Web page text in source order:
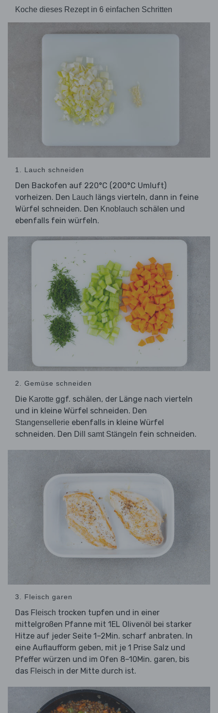
Koche dieses Rezept in 6 einfachen Schritten
1. Lauch schneiden
Den Backofen auf 220°C (200°C Umluft)
vorheizen. Den Lauch längs vierteln, dann in feine
Würfel schneiden. Den Knoblauch schälen und
ebenfalls fein würfeln.
2. Gemüse schneiden
Die Karotte ggf. schälen, der Länge nach vierteln
und in kleine Würfel schneiden. Den
Stangensellerie ebenfalls in kleine Würfel
schneiden. Den Dill samt Stängeln fein schneiden.
3. Fleisch garen
Das Fleisch trocken tupfen und in einer
mittelgroßen Pfanne mit 1EL Olivenöl bei starker
Hitze auf jeder Seite 1–2Min. scharf anbraten. In
eine Auflaufform geben, mit je 1 Prise Salz und
Pfeffer würzen und im Ofen 8–10Min. garen, bis
das Fleisch in der Mitte durch ist.